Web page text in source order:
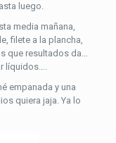
luego.
media mañana,
filete a la plancha,
que resultados da…
líquidos….
empanada y una
quiera jaja. Ya lo